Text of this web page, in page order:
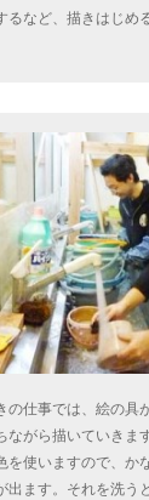
るなど、描きはじめ
の仕事では、絵の具
ながら描いていきま
を使いますので、か
出ます。それを洗う